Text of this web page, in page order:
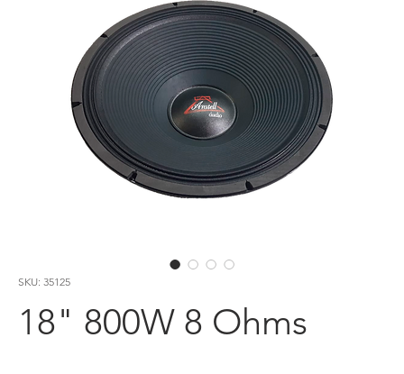
SKU: 35125
18" 800W 8 Ohms